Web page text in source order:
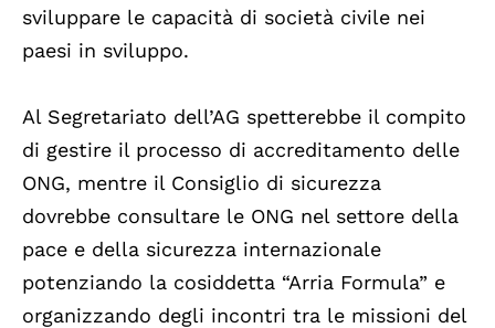
sviluppare le capacità di società civile nei
paesi in sviluppo.
Al Segretariato dell’AG spetterebbe il compito
di gestire il processo di accreditamento delle
ONG, mentre il Consiglio di sicurezza
dovrebbe consultare le ONG nel settore della
pace e della sicurezza internazionale
potenziando la cosiddetta “Arria Formula” e
organizzando degli incontri tra le missioni del